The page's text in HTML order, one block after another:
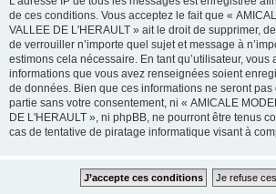
de ces conditions. Vous acceptez le fait que «
VALLEE DE L'HERAULT » ait le droit de supprimer,
de verrouiller n’importe quel sujet et message à
estimons cela nécessaire. En tant qu’utilisateur, vous
informations que vous avez renseignées soient
de données. Bien que ces informations ne seront pas
partie sans votre consentement, ni « AMICALE
DE L'HERAULT », ni phpBB, ne pourront être tenus
cas de tentative de piratage informatique visant à